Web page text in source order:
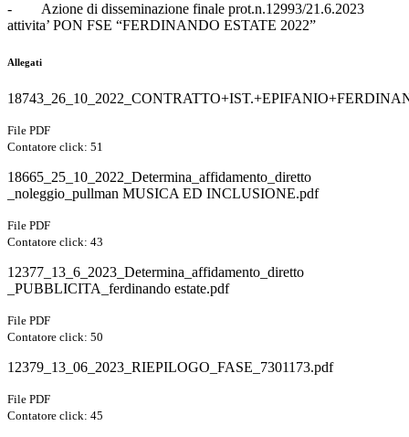
- Azione di disseminazione finale prot.n.12993/21.6.2023
attivita’ PON FSE “FERDINANDO ESTATE 2022”
Allegati
File PDF
Contatore click: 51
18665_25_10_2022_Determina_affidamento_diretto
_noleggio_pullman MUSICA ED INCLUSIONE.pdf
File PDF
Contatore click: 43
12377_13_6_2023_Determina_affidamento_diretto
_PUBBLICITA_ferdinando estate.pdf
File PDF
Contatore click: 50
12379_13_06_2023_RIEPILOGO_FASE_7301173.pdf
File PDF
Contatore click: 45